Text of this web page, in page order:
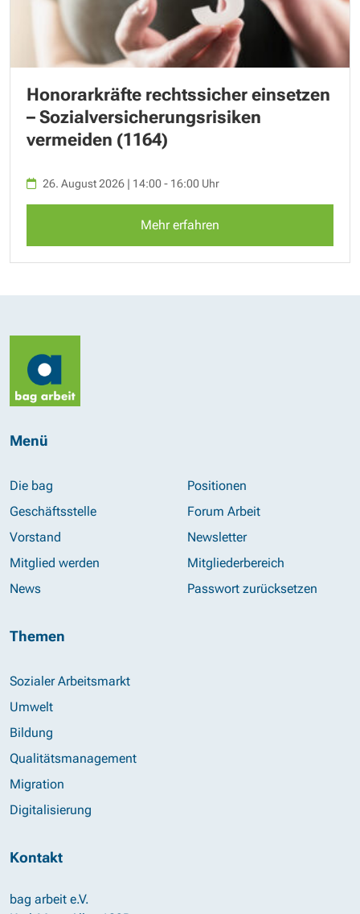
Honorarkräfte rechtssicher einsetzen
– Sozialversicherungsrisiken
vermeiden (1164)
26. August 2026 | 14:00 - 16:00 Uhr
Mehr erfahren
Menü
Die bag
Geschäftsstelle
Vorstand
Mitglied werden
News
Positionen
Forum Arbeit
Newsletter
Mitgliederbereich
Passwort zurücksetzen
Themen
Sozialer Arbeitsmarkt
Umwelt
Bildung
Qualitätsmanagement
Migration
Digitalisierung
Kontakt
bag arbeit e.V.